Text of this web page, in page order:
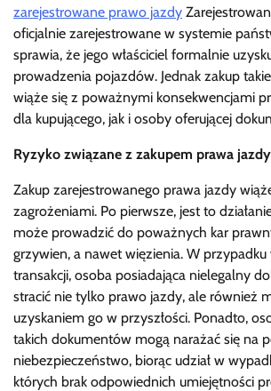
zarejestrowane prawo jazdy
oficjalnie zarejestrowane w systemie
sprawia, że jego właściciel formalnie
prowadzenia pojazdów. Jednak zakup
wiąże się z poważnymi konsekwencjami
dla kupującego, jak i osoby oferującej
Ryzyko związane z zakupem prawa jazdy
Zakup zarejestrowanego prawa jazdy
zagrożeniami. Po pierwsze, jest to
może prowadzić do poważnych kar
grzywien, a nawet więzienia. W przypadku
transakcji, osoba posiadająca nielegalny
stracić nie tylko prawo jazdy, ale również
uzyskaniem go w przyszłości. Ponadto,
takich dokumentów mogą narażać się na
niebezpieczeństwo, biorąc udział w
których brak odpowiednich umiejętności